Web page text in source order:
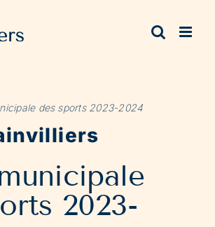
des sports 2023-2024
2023-